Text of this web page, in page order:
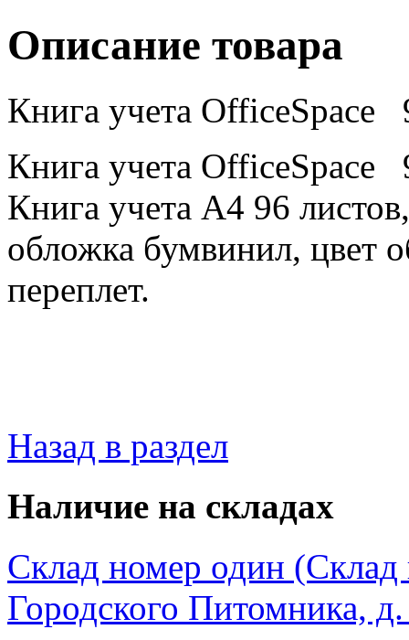
Описание товара
Книга учета OfficeSpace
Книга учета OfficeSpace
Книга учета А4 96
обложка бумвинил, цвет
переплет.
Назад в раздел
Наличие на складах
Склад номер один (Склад
Городского Питомника,